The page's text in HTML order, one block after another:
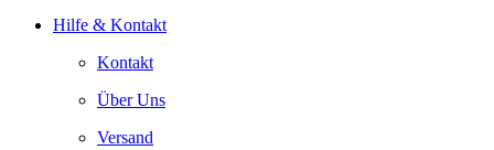
Hilfe & Kontakt
Kontakt
Über Uns
Versand